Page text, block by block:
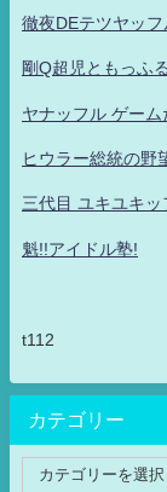
徹夜DEテツヤッフ
剛Q超児ともっふる
ヤナッフル ゲー
ヒウラー総統の野
三代目 ユキユキ
魁!!アイドル塾!
t112
カテゴリー